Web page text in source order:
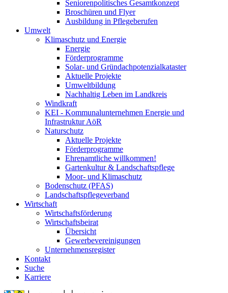
Seniorenpolitisches Gesamtkonzept
Broschüren und Flyer
Ausbildung in Pflegeberufen
Umwelt
Klimaschutz und Energie
Energie
Förderprogramme
Solar- und Gründachpotenzialkataster
Aktuelle Projekte
Umweltbildung
Nachhaltig Leben im Landkreis
Windkraft
KEI - Kommunalunternehmen Energie und
Infrastruktur AöR
Naturschutz
Aktuelle Projekte
Förderprogramme
Ehrenamtliche willkommen!
Gartenkultur & Landschaftspflege
Moor- und Klimaschutz
Bodenschutz (PFAS)
Landschaftspflegeverband
Wirtschaft
Wirtschaftsförderung
Wirtschaftsbeirat
Übersicht
Gewerbevereinigungen
Unternehmensregister
Kontakt
Suche
Karriere